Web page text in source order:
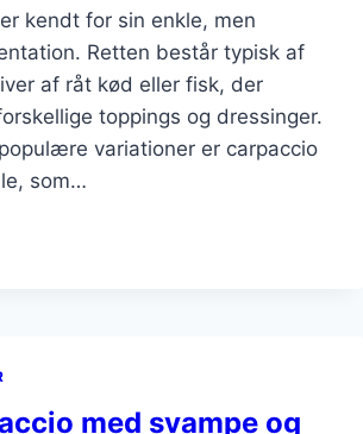
kendt for sin enkle, men
Retten består typisk af
af råt kød eller fisk, der
toppings og dressinger.
variationer er carpaccio
som…
med svampe og